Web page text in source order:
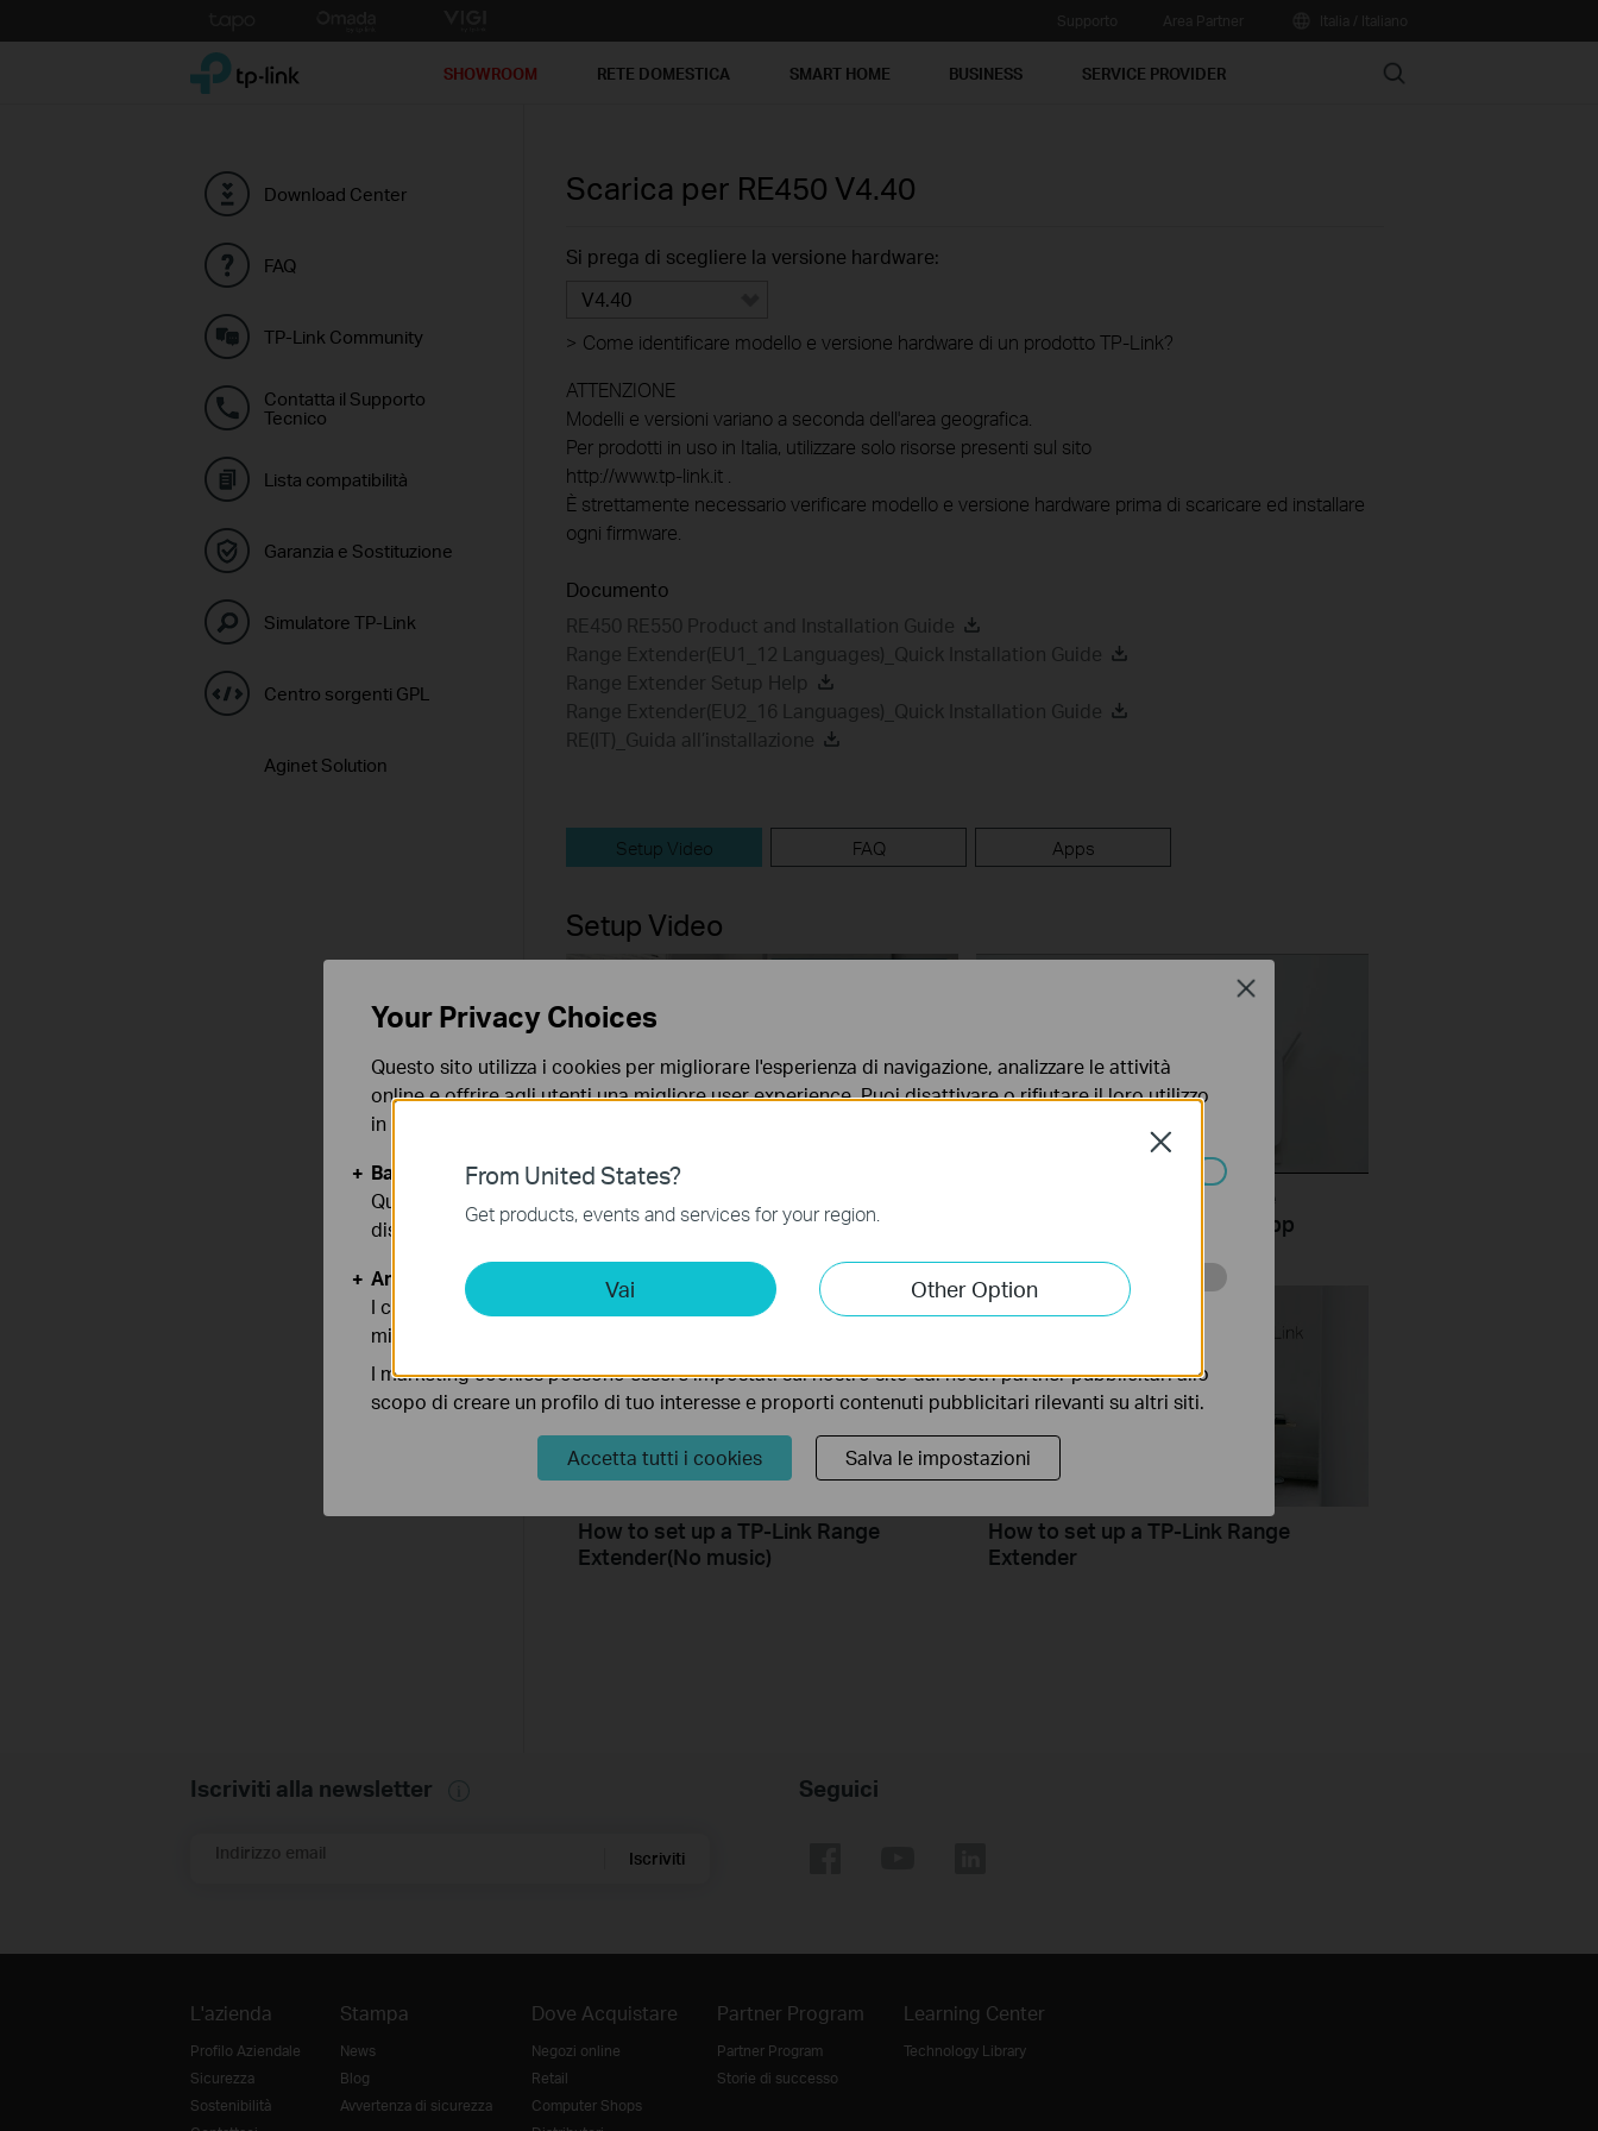
to
TP-Link, Reliably Smart SHOWROOM RETE DOMESTICA SMART HOME BUSINESS SERVICE PROVIDER Search
Download Center
FAQ
TP-Link Community
Contatta il Supporto
Tecnico
Lista compatibilità
Garanzia e Sostituzione
Simulatore TP-Link
Centro sorgenti GPL
Aginet Solution
Scarica per RE450 V4.40
Si prega di scegliere la versione hardware:
V4.40
> Come identificare modello e versione hardware di un prodotto TP-Link?
ATTENZIONE
Modelli e versioni variano a seconda dell'area geografica.
Per prodotti in uso in Italia, utilizzare solo risorse presenti sul sito
http://www.tp-link.it .
È strettamente necessario verificare modello e versione hardware prima di scaricare ed installare
ogni firmware.
Documento
RE450 RE550 Product and Installation Guide
Range Extender(EU1_12 Languages)_Quick Installation Guide
Range Extender Setup Help
Range Extender(EU2_16 Languages)_Quick Installation Guide
RE(IT)_Guida all’installazione
Setup Video FAQ Apps
Setup Video
for Starlink
How to Set up TP-Link Range
Extender RE450 via Tether App
How to set up a TP-Link Range
Extender(No music)
How to set up a TP-Link Range
Extender
Iscriviti alla newsletter
Indirizzo email Iscriviti
Seguici
L'azienda
Profilo Aziendale
Sicurezza
Sostenibilità
Stampa
News
Blog
Avvertenza di sicurezza
Dove Acquistare
Negozi online
Retail
Computer Shops
Partner Program
Partner Program
Storie di successo
Learning Center
Technology Library
From United States?
Get products, events and services for your region.
Vai Other Option
Close
Your Privacy Choices
Questo sito utilizza i cookies per migliorare l'esperienza di navigazione, analizzare le attività
online e offrire agli utenti una migliore user experience. Puoi disattivare o rifiutare il loro utilizzo
in qualunque momento. Per maggiori informazioni consulta la nostra
Basic Cookies
Questi cookies sono necessari per il corretto funzionamento del sito e non possono essere
disattivati nel tuo sistema.
Analytics e Marketing Cookies
I cookies analitici ci permettono di analizzare le tue attività sul nostro sito allo scopo di
migliorarne le funzionalità.
I marketing cookies possono essere impostati sul nostro sito dai nostri partner pubblicitari allo
scopo di creare un profilo di tuo interesse e proporti contenuti pubblicitari rilevanti su altri siti.
Accetta tutti i cookies Salva le impostazioni
Close